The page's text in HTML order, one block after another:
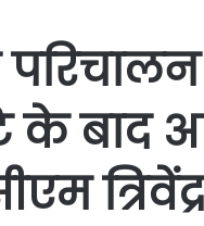
के बाद